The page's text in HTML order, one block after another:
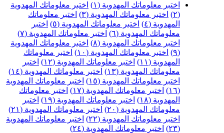
اختبر معلوماتك المهدوية (١)
اختبر معلوماتك المهدوية
(٢)
اختبر معلوماتك المهدوية (٣)
اختبر معلوماتك
المهدوية (٤)
اختبر معلوماتك المهدوية (٥)
اختبر
معلوماتك المهدوية (٦)
اختبر معلوماتك المهدوية (٧)
اختبر معلوماتك المهدوية (٨)
اختبر معلوماتك المهدوية
(٩)
اختبر معلوماتك المهدوية (١٠)
اختبر معلوماتك
المهدوية (١١)
اختبر معلوماتك المهدوية (١٢)
اختبر
معلوماتك المهدوية (١٣)
اختبر معلوماتك المهدوية (١٤)
اختبر معلوماتك المهدوية (١٥)
اختبر معلوماتك المهدوية
(١٦)
اختبر معلوماتك المهدوية (١٧)
اختبر معلوماتك
المهدوية (١٨)
اختبر معلوماتك المهدوية (١٩)
اختبر
معلوماتك المهدوية (٢٠)
اختبر معلوماتك المهدوية (٢١)
اختبر معلوماتك المهدوية (٢٢)
اختبر معلوماتك المهدوية
(٢٣)
اختبر معلوماتك المهدوية (٢٤)